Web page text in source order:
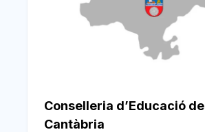
Conselleria d’Educació de
Cantàbria